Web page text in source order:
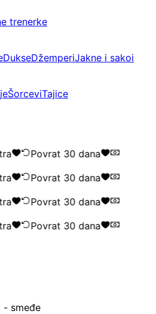
trenerke
DukseDžemperiJakne i sakoi
ŠorceviTajice
Povrat 30 dana
Povrat 30 dana
Povrat 30 dana
Povrat 30 dana
- smeđe